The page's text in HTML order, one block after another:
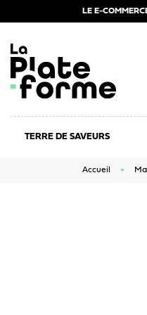
LE E-
TERRE DE SAVEURS
Accueil